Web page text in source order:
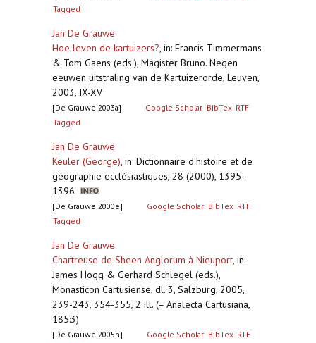
Tagged
Jan De Grauwe
Hoe leven de kartuizers?, in: Francis Timmermans
& Tom Gaens (eds.), Magister Bruno. Negen
eeuwen uitstraling van de Kartuizerorde, Leuven,
2003, IX-XV
[De Grauwe 2003a] Google Scholar BibTex RTF
Tagged
Jan De Grauwe
Keuler (George), in: Dictionnaire d'histoire et de
géographie ecclésiastiques, 28 (2000), 1395-
1396
[De Grauwe 2000e] Google Scholar BibTex RTF
Tagged
Jan De Grauwe
Chartreuse de Sheen Anglorum à Nieuport, in:
James Hogg & Gerhard Schlegel (eds.),
Monasticon Cartusiense, dl. 3, Salzburg, 2005,
239-243, 354-355, 2 ill. (= Analecta Cartusiana,
185:3)
[De Grauwe 2005n] Google Scholar BibTex RTF